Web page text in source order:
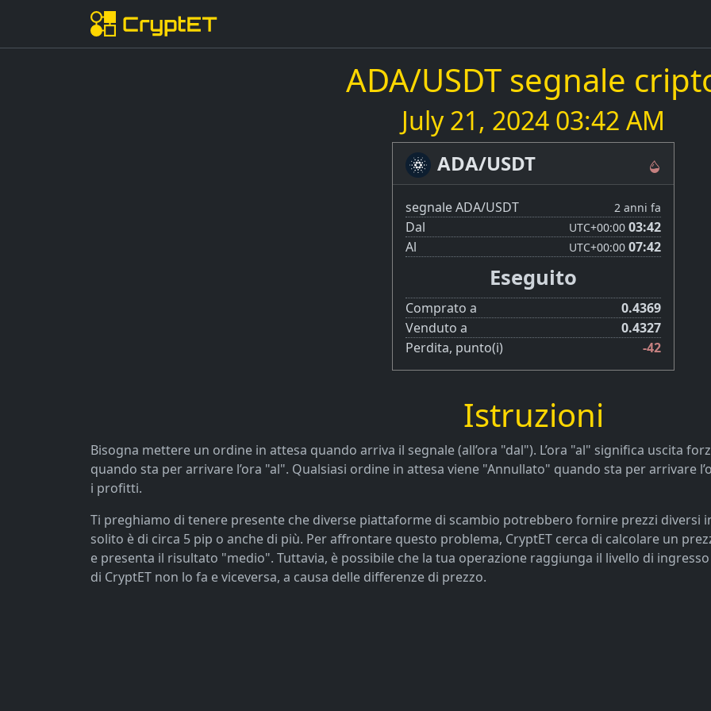
ADA/USDT segnale
July 21, 2024 03:42 AM
ADA/USDT
segnale ADA/USDT 2 anni fa
Dal UTC+00:00 03:42
Al
UTC+00:00 07:42
Eseguito
Comprato a
0.4369
Venduto a
0.4327
Perdita, punto(i)
-42
Istruzioni
Bisogna mettere un ordine in attesa quando arriva il segnale (all’ora "dal"). L’ora "al" significa uscita
quando sta per arrivare l’ora "al". Qualsiasi ordine in attesa viene "Annullato" quando sta per arrivare
i profitti.
Ti preghiamo di tenere presente che diverse piattaforme di scambio potrebbero fornire prezzi diversi
solito è di circa 5 pip o anche di più. Per affrontare questo problema, CryptET cerca di calcolare un
e presenta il risultato "medio". Tuttavia, è possibile che la tua operazione raggiunga il livello di
di CryptET non lo fa e viceversa, a causa delle differenze di prezzo.